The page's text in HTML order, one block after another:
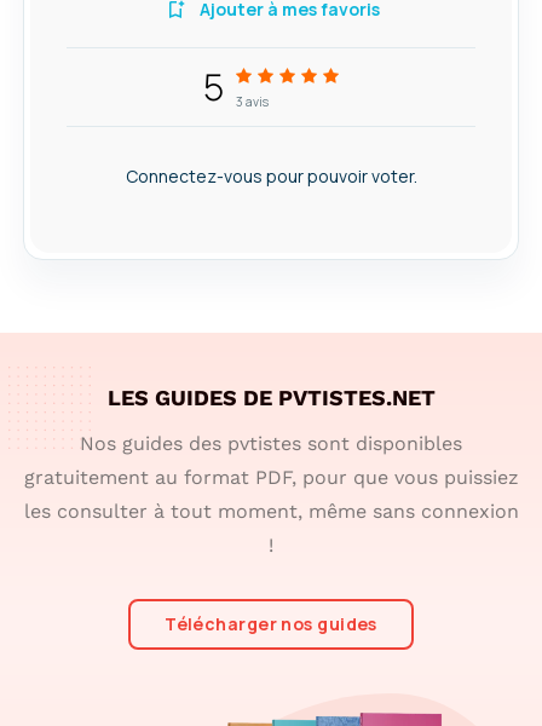
Ajouter à mes favoris
5 3 avis
Connectez-vous pour pouvoir voter.
LES GUIDES DE PVTISTES.NET
Nos guides des pvtistes sont disponibles
gratuitement au format PDF, pour que vous puissiez
les consulter à tout moment, même sans connexion
!
Télécharger nos guides